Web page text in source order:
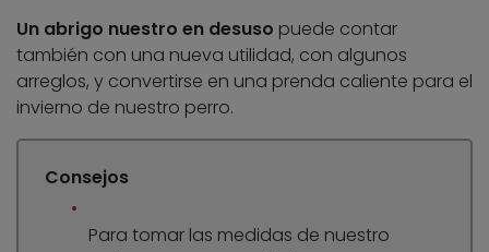
Un abrigo nuestro en desuso puede contar
también con una nueva utilidad, con algunos
arreglos, y convertirse en una prenda caliente para el
invierno de nuestro perro.
Consejos
Para tomar las medidas de nuestro